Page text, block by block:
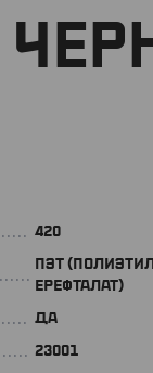
420
ПЭТ
ЕРЕФТАЛАТ)
Да
23001